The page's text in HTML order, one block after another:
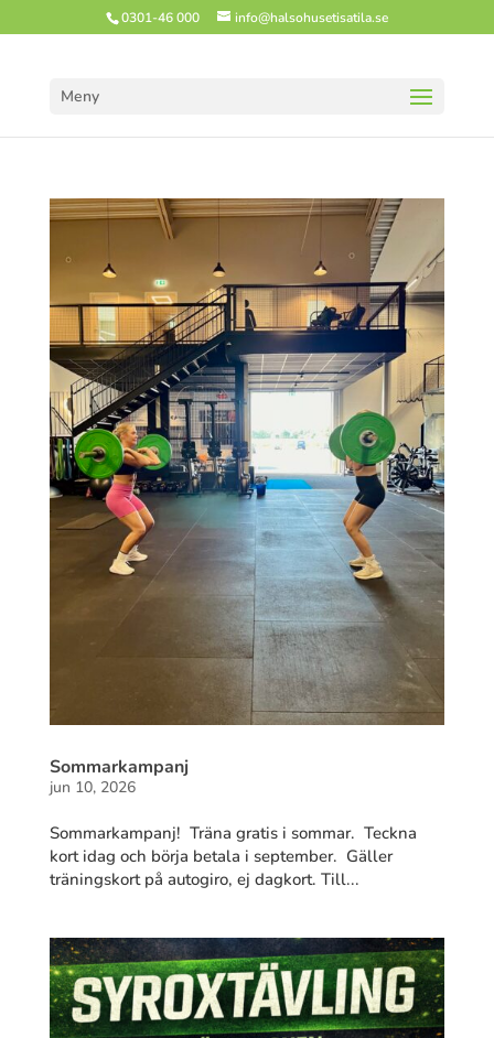
0301-46 000 info@halsohusetisatila.se
Meny
Sommarkampanj
jun 10, 2026
Sommarkampanj! Träna gratis i sommar. Teckna
kort idag och börja betala i september. Gäller
träningskort på autogiro, ej dagkort. Till...